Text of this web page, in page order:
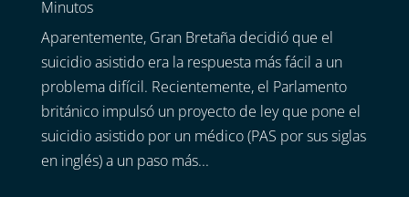
Minutos
Aparentemente, Gran Bretaña decidió que el
suicidio asistido era la respuesta más fácil a un
problema difícil. Recientemente, el Parlamento
británico impulsó un proyecto de ley que pone el
suicidio asistido por un médico (PAS por sus siglas
en inglés) a un paso más...